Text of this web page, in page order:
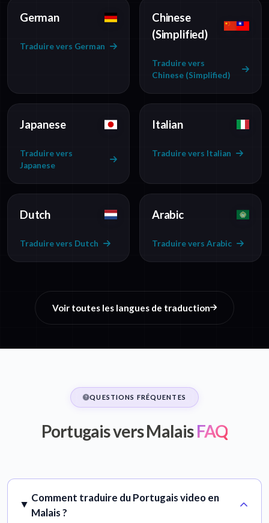
German
Traduire vers German
Chinese
(Simplified)
Traduire vers
Chinese (Simplified)
Japanese
Traduire vers
Japanese
Italian
Traduire vers Italian
Dutch
Traduire vers Dutch
Arabic
Traduire vers Arabic
Voir toutes les langues de traduction
QUESTIONS FRÉQUENTES
Portugais vers MalaisFAQ
Comment traduire du Portugais video en
Malais ?